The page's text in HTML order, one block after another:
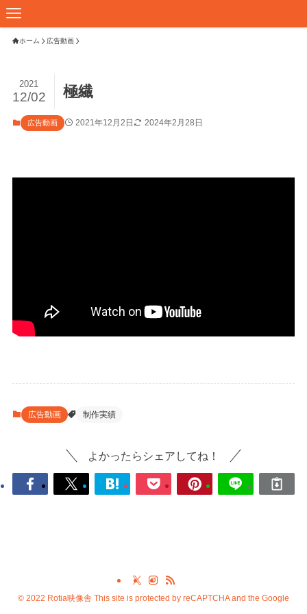
ホーム 広告動画
極繊
2021
12/02
広告動画 2021年12月2日 2024年2月28日
広告動画 制作実績
よかったらシェアしてね！
© 2022 Rotia映像舎 This site is protected by reCAPTCHA and the Google